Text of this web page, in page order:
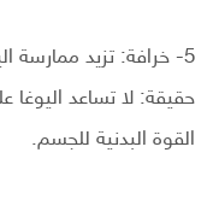
5- خرافة: تزيد ممارسة اليوغا من حرق السعرات الحرارية.
حقيقة: لا تساعد اليوغا
القوة البدنية للجسم.